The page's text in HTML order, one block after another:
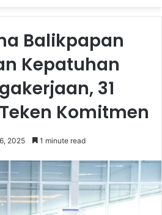
Balikpapan
Kepatuhan
31
Komitmen
2025 1 minute read